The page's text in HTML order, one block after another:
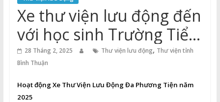
Thuận
Vào
Tri
Thức
Xe thư viện lưu động đến
với học sinh Trường Tiểu
học Sông Phan 1
28 Tháng 2, 2025 Thư viện lưu động, Thư viện tỉnh
Bình Thuận
Hoạt động Xe Thư Viện Lưu Động Đa Phương Tiện năm
2025